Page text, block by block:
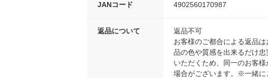
JANコード 4902560170987
返品について
返品不可
お客様のご都合による返品
品の色や質感を出来るだけ
いただくため、同一のお客
場合がございます。※一緒に